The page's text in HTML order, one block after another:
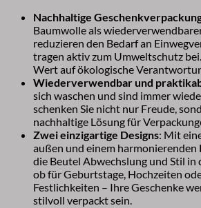
Nachhaltige
Baumwolle als
reduzieren den Bedarf an
tragen aktiv zum Umweltschutz
Wert auf ökologische
Wiederverwendbar und
sich waschen und sind immer
schenken Sie nicht nur Freude,
nachhaltige Lösung für
Zwei einzigartige Designs: Mit
außen und einem harmonierenden
die Beutel Abwechslung und Stil in
ob für Geburtstage, Hochzeiten
Festlichkeiten – Ihre Geschenke
stilvoll verpackt sein.